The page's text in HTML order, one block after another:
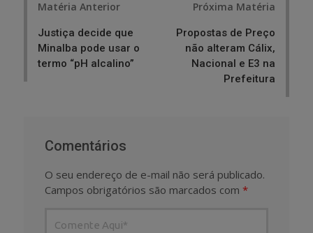
Matéria Anterior
Justiça decide que
Minalba pode usar o
termo “pH alcalino”
Próxima Matéria
Propostas de Preço
não alteram Cálix,
Nacional e E3 na
Prefeitura
Comentários
O seu endereço de e-mail não será publicado.
Campos obrigatórios são marcados com *